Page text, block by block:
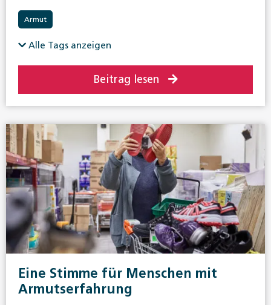
Armut
Alle Tags anzeigen
Beitrag lesen
Eine Stimme für Menschen mit
Armutserfahrung